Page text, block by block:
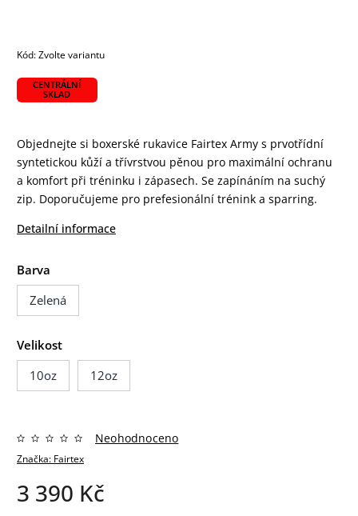
Kód:Zvolte variantu
CENTRÁLNÍ
SKLAD
Objednejte si boxerské rukavice Fairtex Army s prvotřídní
syntetickou kůží a třívrstvou pěnou pro maximální ochranu
a komfort při tréninku i zápasech. Se zapínáním na suchý
zip. Doporučujeme pro prefesionální trénink a sparring.
Detailní informace
Barva
Zelená
Velikost
10oz
12oz
Značka: Fairtex
Neohodnoceno
3 390 Kč